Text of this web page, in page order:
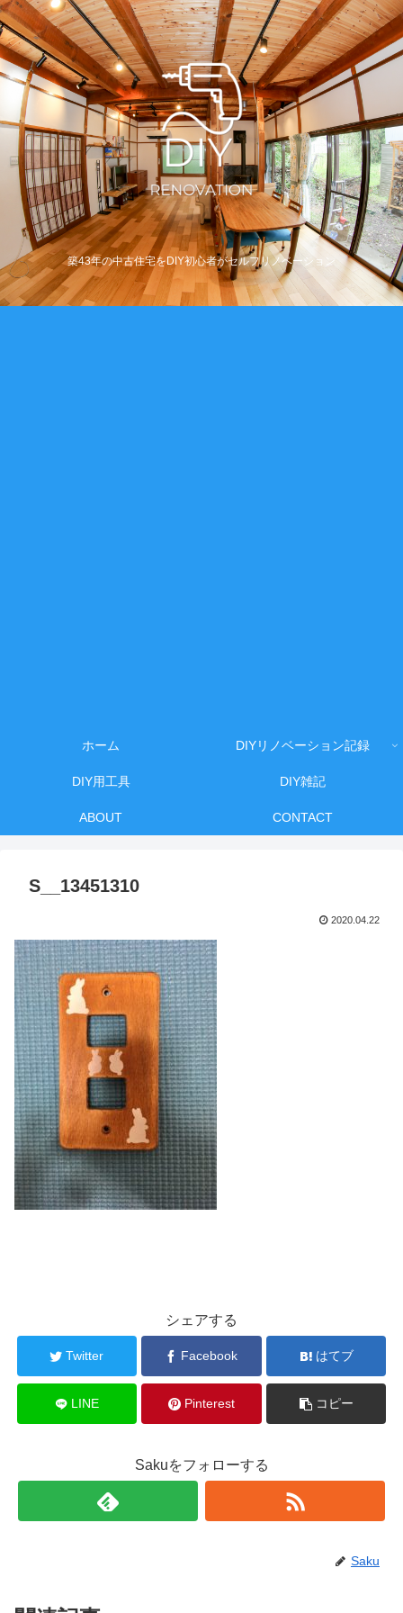
築43年の中古住宅をDIY初心者がセルフリノベーション
ホーム DIYリノベーション記録
DIY用工具 DIY雑記
ABOUT CONTACT
S__13451310
2020.04.22
シェアする
Twitter Facebook はてブ
LINE Pinterest コピー
Sakuをフォローする
Saku